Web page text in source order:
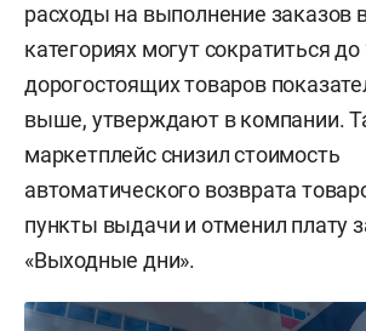
расходы на выполнение заказов
категориях могут сократиться
дорогостоящих товаров
выше, утверждают в компании.
маркетплейс снизил стоимость
автоматического возврата
пункты выдачи и отменил плату
«Выходные дни».